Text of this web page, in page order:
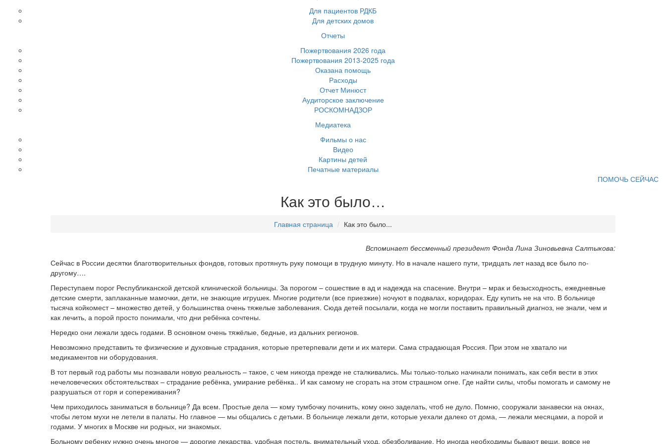
Для пациентов РДКБ
Для детских домов
Отчеты
Пожертвования 2026 года
Пожертвования 2013-2025 года
Оказана помощь
Расходы
Отчет Минюст
Аудиторское заключение
РОСКОМНАДЗОР
Медиатека
Фильмы о нас
Видео
Картины детей
Печатные материалы
ПОМОЧЬ СЕЙЧАС
Как это было…
Главная страница Как это было...
Вспоминает бессменный президент Фонда Лина Зиновьевна Салтыкова:
Сейчас в России десятки благотворительных фондов, готовых протянуть руку помощи в трудную минуту. Но в начале нашего пути, тридцать лет назад все было по-
другому….
Переступаем порог Республиканской детской клинической больницы. За порогом – сошествие в ад и надежда на спасение. Внутри – мрак и безысходность, ежедневные
детские смерти, заплаканные мамочки, дети, не знающие игрушек. Многие родители (все приезжие) ночуют в подвалах, коридорах. Еду купить не на что. В больнице
тысяча койкомест – множество детей, у большинства очень тяжелые заболевания. Сюда детей посылали, когда не могли поставить правильный диагноз, не знали, чем и
как лечить, а порой просто понимали, что дни ребёнка сочтены.
Нередко они лежали здесь годами. В основном очень тяжёлые, бедные, из дальних регионов.
Невозможно представить те физические и духовные страдания, которые претерпевали дети и их матери. Сама страдающая Россия. При этом не хватало ни
медикаментов ни оборудования.
В тот первый год работы мы познавали новую реальность – такое, с чем никогда прежде не сталкивались. Мы только-только начинали понимать, как себя вести в этих
нечеловеческих обстоятельствах – страдание ребёнка, умирание ребёнка.. И как самому не сгорать на этом страшном огне. Где найти силы, чтобы помогать и самому не
разрушаться от горя и сопереживания?
Чем приходилось заниматься в больнице? Да всем. Простые дела — кому тумбочку починить, кому окно заделать, чтоб не дуло. Помню, сооружали занавески на окнах,
чтобы летом мухи не летели в палаты. Но главное — мы общались с детьми. В больнице лежали дети, которые уехали далеко от дома, — лежали месяцами, а порой и
годами. У многих в Москве ни родных, ни знакомых.
Больному ребенку нужно очень многое — дорогие лекарства, удобная постель, внимательный уход, обезболивание. Но иногда необходимы бывают вещи, вовсе не